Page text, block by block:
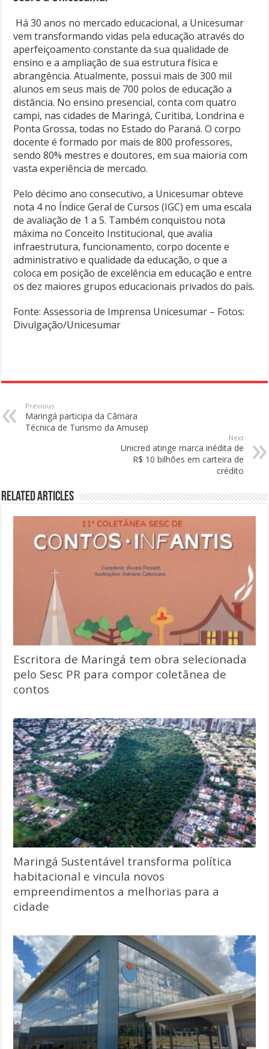
Há 30 anos no mercado educacional, a Unicesumar
vem transformando vidas pela educação através do
aperfeiçoamento constante da sua qualidade de
ensino e a ampliação de sua estrutura física e
abrangência. Atualmente, possui mais de 300 mil
alunos em seus mais de 700 polos de educação a
distância. No ensino presencial, conta com quatro
campi, nas cidades de Maringá, Curitiba, Londrina e
Ponta Grossa, todas no Estado do Paraná. O corpo
docente é formado por mais de 800 professores,
sendo 80% mestres e doutores, em sua maioria com
vasta experiência de mercado.
Pelo décimo ano consecutivo, a Unicesumar obteve
nota 4 no Índice Geral de Cursos (IGC) em uma escala
de avaliação de 1 a 5. Também conquistou nota
máxima no Conceito Institucional, que avalia
infraestrutura, funcionamento, corpo docente e
administrativo e qualidade da educação, o que a
coloca em posição de excelência em educação e entre
os dez maiores grupos educacionais privados do país.
Fonte: Assessoria de Imprensa Unicesumar – Fotos:
Divulgação/Unicesumar
Previous
Maringá participa da Câmara
Técnica de Turismo da Amusep
Next
Unicred atinge marca inédita de
R$ 10 bilhões em carteira de
crédito
Related Articles
Escritora de Maringá tem obra selecionada
pelo Sesc PR para compor coletânea de
contos
Maringá Sustentável transforma política
habitacional e vincula novos
empreendimentos a melhorias para a
cidade